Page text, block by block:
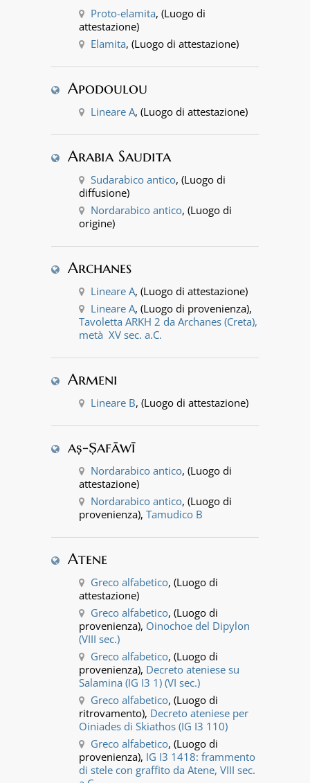
Proto-elamita, (Luogo di
attestazione)
Elamita, (Luogo di attestazione)
Apodoulou
Lineare A, (Luogo di attestazione)
Arabia Saudita
Sudarabico antico, (Luogo di
diffusione)
Nordarabico antico, (Luogo di
origine)
Archanes
Lineare A, (Luogo di attestazione)
Lineare A, (Luogo di provenienza),
Tavoletta ARKH 2 da Archanes (Creta),
metà XV sec. a.C.
Armeni
Lineare B, (Luogo di attestazione)
aṣ-Ṣafāwī
Nordarabico antico, (Luogo di
attestazione)
Nordarabico antico, (Luogo di
provenienza), Tamudico B
Atene
Greco alfabetico, (Luogo di
attestazione)
Greco alfabetico, (Luogo di
provenienza), Oinochoe del Dipylon
(VIII sec.)
Greco alfabetico, (Luogo di
provenienza), Decreto ateniese su
Salamina (IG I3 1) (VI sec.)
Greco alfabetico, (Luogo di
ritrovamento), Decreto ateniese per
Oiniades di Skiathos (IG I3 110)
Greco alfabetico, (Luogo di
provenienza), IG I3 1418: frammento
di stele con graffito da Atene, VIII sec.